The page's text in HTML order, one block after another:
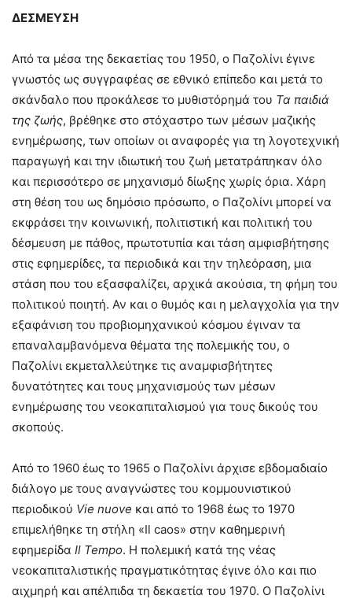
ΔΕΣΜΕΥΣΗ
Από τα μέσα της δεκαετίας του 1950, ο Παζολίνι έγινε
γνωστός ως συγγραφέας σε εθνικό επίπεδο και μετά το
σκάνδαλο που προκάλεσε το μυθιστόρημά του Τα παιδιά
της ζωής, βρέθηκε στο στόχαστρο των μέσων μαζικής
ενημέρωσης, των οποίων οι αναφορές για τη λογοτεχνική
παραγωγή και την ιδιωτική του ζωή μετατράπηκαν όλο
και περισσότερο σε μηχανισμό δίωξης χωρίς όρια. Χάρη
στη θέση του ως δημόσιο πρόσωπο, ο Παζολίνι μπορεί να
εκφράσει την κοινωνική, πολιτιστική και πολιτική του
δέσμευση με πάθος, πρωτοτυπία και τάση αμφισβήτησης
στις εφημερίδες, τα περιοδικά και την τηλεόραση, μια
στάση που του εξασφαλίζει, αρχικά ακούσια, τη φήμη του
πολιτικού ποιητή. Αν και ο θυμός και η μελαγχολία για την
εξαφάνιση του προβιομηχανικού κόσμου έγιναν τα
επαναλαμβανόμενα θέματα της πολεμικής του, ο
Παζολίνι εκμεταλλεύτηκε τις αναμφισβήτητες
δυνατότητες και τους μηχανισμούς των μέσων
ενημέρωσης του νεοκαπιταλισμού για τους δικούς του
σκοπούς.
Από το 1960 έως το 1965 ο Παζολίνι άρχισε εβδομαδιαίο
διάλογο με τους αναγνώστες του κομμουνιστικού
περιοδικού Vie nuove και από το 1968 έως το 1970
επιμελήθηκε τη στήλη «Il caos» στην καθημερινή
εφημερίδα Il Tempo. Η πολεμική κατά της νέας
νεοκαπιταλιστικής πραγματικότητας έγινε όλο και πιο
αιχμηρή και απέλπιδα τη δεκαετία του 1970. Ο Παζολίνι